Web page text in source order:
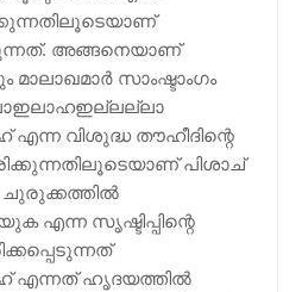
അങ്ങനെയാണ്
സാംഷ്ടാംഗം
വിശുദ്ധ തൗഹീദിന്റെ
പിശാച്
ചുരുക്കത്തില്‍
എന്ന സൃഷ്ടിപ്പിന്റെ
എന്നത് ഹൃദയത്തില്‍